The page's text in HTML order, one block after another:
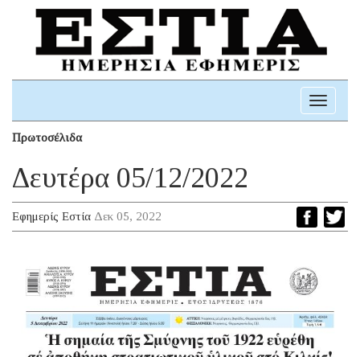
Toggle
Πρωτοσέλιδα
Δευτέρα 05/12/2022
Εφημερίς Εστία Δεκ 05, 2022